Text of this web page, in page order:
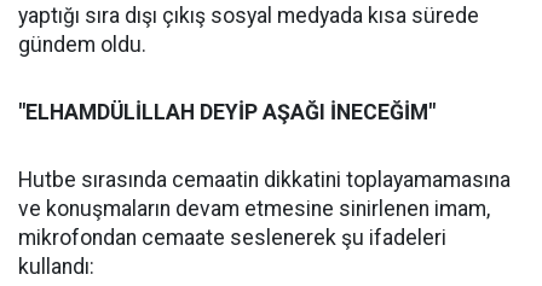
yaptığı sıra dışı çıkış sosyal medyada kısa sürede
gündem oldu.
"ELHAMDÜLİLLAH DEYİP AŞAĞI İNECEĞİM"
Hutbe sırasında cemaatin dikkatini toplayamamasına
ve konuşmaların devam etmesine sinirlenen imam,
mikrofondan cemaate seslenerek şu ifadeleri
kullandı: